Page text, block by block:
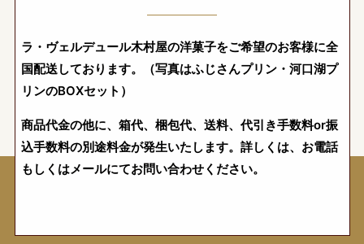
ラ・ヴェルデュール木村屋の洋菓子をご希望のお客様に全
国配送しております。（写真はふじさんプリン・河口湖プ
リンのBOXセット）
商品代金の他に、箱代、梱包代、送料、代引き手数料or振
込手数料の別途料金が発生いたします。詳しくは、お電話
もしくはメールにてお問い合わせください。